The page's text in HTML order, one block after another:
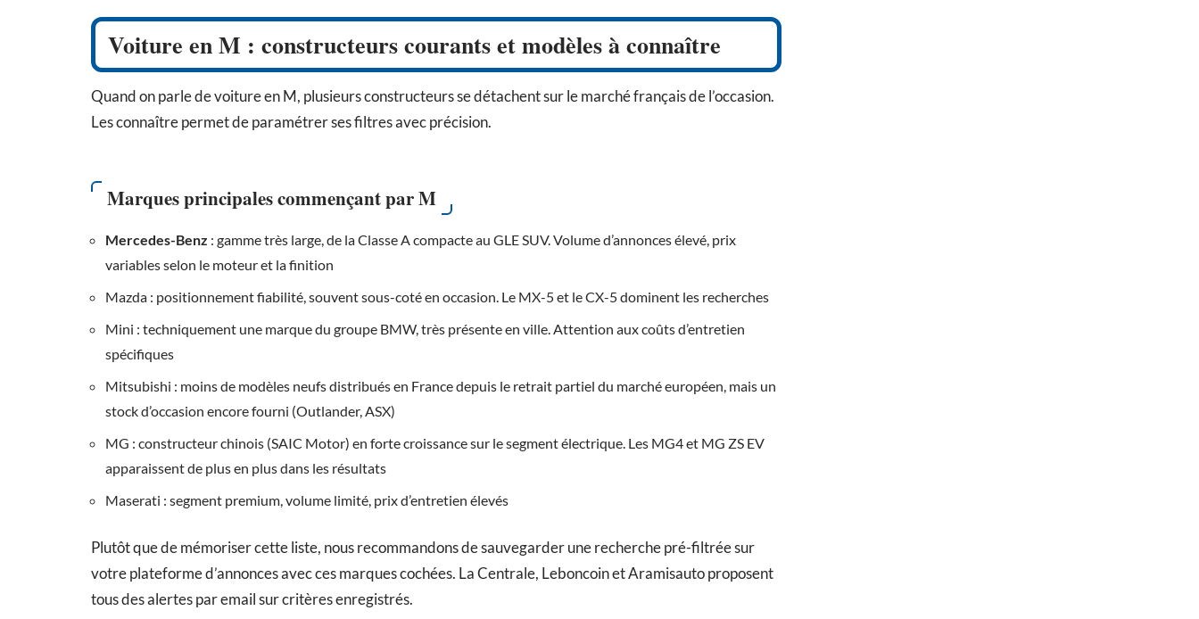
Voiture en M : constructeurs courants et modèles à connaître
Quand on parle de voiture en M, plusieurs constructeurs se détachent sur le marché français de l’occasion.
Les connaître permet de paramétrer ses filtres avec précision.
Marques principales commençant par M
Mercedes-Benz : gamme très large, de la Classe A compacte au GLE SUV. Volume d’annonces élevé, prix
variables selon le moteur et la finition
Mazda : positionnement fiabilité, souvent sous-coté en occasion. Le MX-5 et le CX-5 dominent les recherches
Mini : techniquement une marque du groupe BMW, très présente en ville. Attention aux coûts d’entretien
spécifiques
Mitsubishi : moins de modèles neufs distribués en France depuis le retrait partiel du marché européen, mais un
stock d’occasion encore fourni (Outlander, ASX)
MG : constructeur chinois (SAIC Motor) en forte croissance sur le segment électrique. Les MG4 et MG ZS EV
apparaissent de plus en plus dans les résultats
Maserati : segment premium, volume limité, prix d’entretien élevés
Plutôt que de mémoriser cette liste, nous recommandons de sauvegarder une recherche pré-filtrée sur
votre plateforme d’annonces avec ces marques cochées. La Centrale, Leboncoin et Aramisauto proposent
tous des alertes par email sur critères enregistrés.